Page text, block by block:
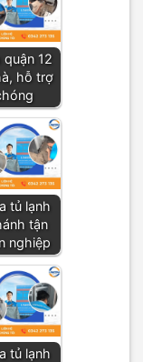
quận 12
hỗ trợ
tủ lạnh
tận
nghiệp
tủ lạnh